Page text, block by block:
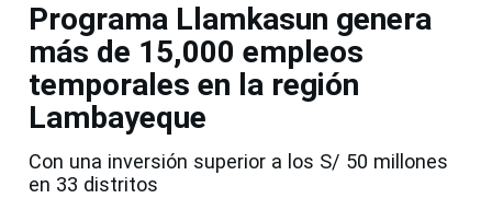
Programa Llamkasun genera
más de 15,000 empleos
temporales en la región
Lambayeque
Con una inversión superior a los S/ 50 millones
en 33 distritos